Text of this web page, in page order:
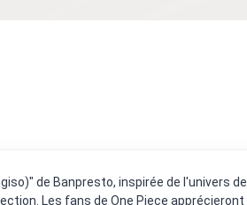
de Banpresto, inspirée de l'univers de
Les fans de One Piece apprécieront